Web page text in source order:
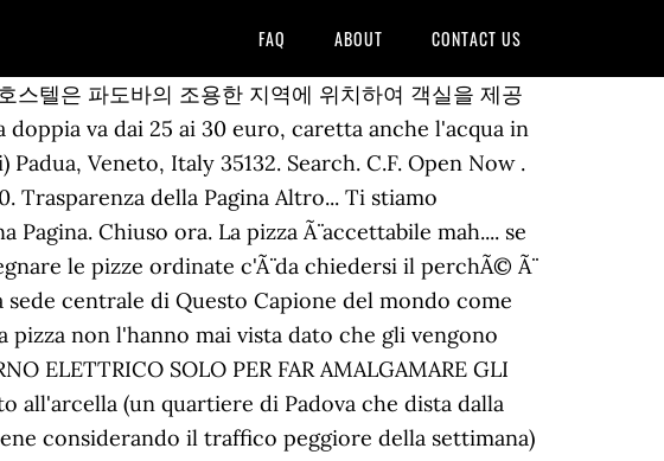
FAQ ABOUT CONTACT US
abbiamo aspettaro quasi un’ora. Ciao Sakura. CATEGORIE. Via Savelli 28 â 35129 Padova. Via Pietro Bembo, 149 - 35124 - Padova (PD) Ristoranti simili. SEZIONI. Next. Registra il ristorante . Pizzeria crescini. Rivoluzione Pizza, Padua: Consulta 5 opiniones sobre Rivoluzione Pizza con puntuación 4,5 de 5 y clasificado en Tripadvisor N.°620 de 985 restaurantes en Padua. Agriturismo Capeeto . Poeta, storiografo, bibliofilo e infine cardinale, Pietro Bembo (1470-1547), fu il più importante letterato della sua epoca. CATEGORIE. What. Next . RivoluzionePizza, Via Federico Chopin, 6; RivoluzionePizza. Rivoluzione Pizza, Padua: Bekijk 5 onpartijdige beoordelingen van Rivoluzione Pizza, gewaardeerd als 4,5 van 5 bij Tripadvisor en als nr. Show Map. Search. Carrozzelle e Poltrone per Infermi Viale del Lavoro, 14, 35020 PONTE SAN NICOLÒ (PD) - VENETO distanza: 2.78 km . di Claudio Gigante Ho trascorso qualche giorno a Padova, incuriosito dalla mostra Pietro Bembo e l’invenzione del Rinascimento (Palazzo del Monte di Pietà, dal 2 febbraio al 19 maggio 2013). 288 av 983 restauranter i Padua. Vuol dire che non vi sapere organizzare e dietro le quinte si Ã¨ chiaramente visto Il campione Calaon che FARCIVA SEMPLICEMENTE CON LA SUA BELLA UNIFORME DA GARA LE BASI FATTE DAL SUDDETTO LABORATORIO.Ora passi per la sua trovata brillante di vendere pizze in stile McDonald ma l'organizzazione dov'Ã¨?Forse tutte le volte che ha gareggiato il Signor Calaon I VERI MAESTRI PIZZAIOLI NAPOLETANI ERANO ALLA PARTITA DEL NAPOLI......PIETOSI, La recensione mi sembra esagerata ma non importa La invito a passare in pizzeria perchÃ© la sento molto competente e io sto cercando personale Potrebbe anche insegnarmi visto che io non sono nato imparato e non faccio parte dei fenomeni L'aspetto e le auguro buona domenica Calaon Gianni, Abbiamo deciso, in 4 amici, di provare per la prima volta questa pizzeria, di cui abbiamo anche letto un articolo molto positivo in rete. Arriviamo in questa pizzeria in via pietro bembo dopo aver letto ben due articoli su giornali locali, spinti anche dalla promozione al 50% la prima settimana.. arrivati sul posto scopriamo che la promozione non vale per le pizze speciali anche se nei due articoli era chiaramente scritto che valeva per tutte le pizze del listino. Book a table at Rivoluzione pizza in Padua. Elenco pizzeria da asporto a Albignasego con ⌚ orari, recensioni, email, ☎ telefono, indicazioni stradali. See actions taken by the people who manage and post content. PIZZA DESIGN CORSI CONSULENZE LOCALI AWARD PROFILO LABORATORIO. Chiedi preventivi a Pizza da asporto e lascia â valutazioni. Cerca. Fast Food Restaurant. TheFork, a Trip advisor company. Via Pietro Bembo 64 (4,356.04 mi) Padua, Veneto, Italy 35124. Chiedi preventivi a Pizza da asporto e lascia ☆ valutazioni. Nessuno ci ha spiegato, ad esempio, che le pizze arrivano una alla volta, pertanto avendo preso due pizze da condividere in coppia, finche' mangiava una coppia, l'altra guardava... e viceversa. Dal 2020 apre le porte a nuovi mercati come le E-BIKE, prendendo in esclusiva per Padova le Fantic E-BIKE, biciclette a pedalata assistita top di gamma nel settore e le innovative Issimo E-bike. Powered Mercurio Servizi Il locale e' arredato in maniera semplice ma efficace, senza troppi fronzoli, con uno stile un po' rustico; situato in un quartiere residenziale, per parcheggiare è necessario girare nelle strade limitrofe. Ristorante Villa Vanna. Padova. Menù - Rivoluzione pizza. Via Lago Dolfin, 2 × Prenota un â¦ Scheda precedente Osteria del Baccalà da Linda. Sapendolo da subito si potevano mescolare i gusti per mangiare tutti insieme. Latitude: 45.3994654, Longitude: 11.9091446 Opens at 6:00 PM. Via Pietro Bembo, Padova (Salboro) Mostra Mappa. Leggi le rece